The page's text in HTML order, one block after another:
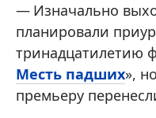
Изначально
планировали
тринадцатилетию
Месть падших»,
премьеру